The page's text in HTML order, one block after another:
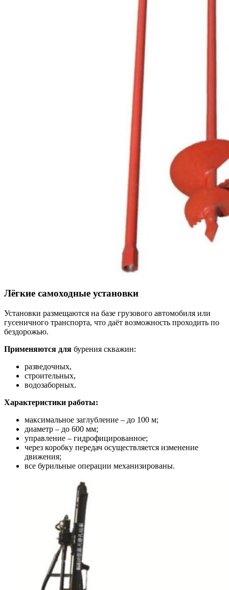
Лёгкие самоходные установки
Установки размещаются на базе грузового автомобиля или
гусеничного транспорта, что даёт возможность проходить по
бездорожью.
Применяются для бурения скважин:
разведочных,
строительных,
водозаборных.
Характеристики работы:
максимальное заглубление – до 100 м;
диаметр – до 600 мм;
управление – гидрофицированное;
через коробку передач осуществляется изменение
движения;
все бурильные операции механизированы.